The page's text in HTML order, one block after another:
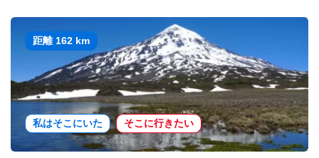
距離 162 km
私はそこにいた そこに行きたい